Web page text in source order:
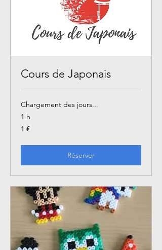
Cours de Japonais
Chargement des jours...
1 h
1
euro
1 €
Réserver